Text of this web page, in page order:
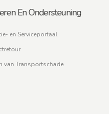
En Ondersteuning
en Serviceportaal
van Transportschade